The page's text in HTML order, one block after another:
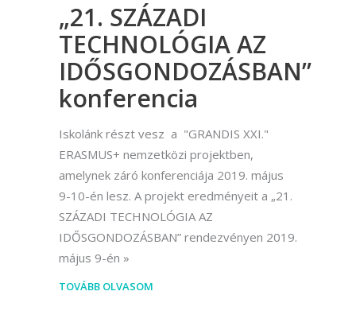
„21. SZÁZADI
TECHNOLÓGIA AZ
IDŐSGONDOZÁSBAN”
konferencia
Iskolánk részt vesz a "GRANDIS XXI."
ERASMUS+ nemzetközi projektben,
amelynek záró konferenciája 2019. május
9-10-én lesz. A projekt eredményeit a „21.
SZÁZADI TECHNOLÓGIA AZ
IDŐSGONDOZÁSBAN” rendezvényen 2019.
május 9-én
TOVÁBB OLVASOM